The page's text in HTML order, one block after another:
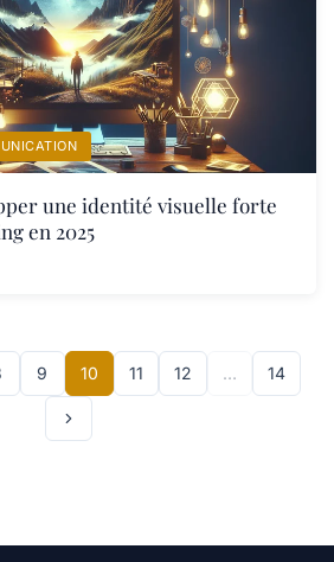
une identité visuelle forte
en 2025
9 10 11 12 … 14